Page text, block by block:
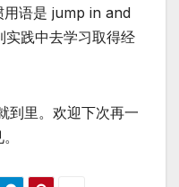
用语是 jump in and
践中去学习取得经
到里。欢迎下次再一